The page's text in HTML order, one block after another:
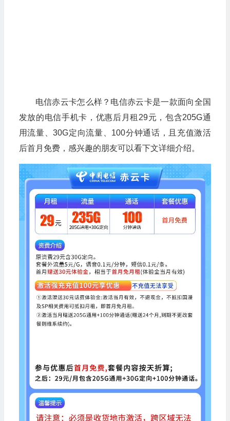
电信赤云卡怎么样？电信赤云卡是一款面向全国
发放的电信手机卡，优惠后月租29元，包含205G通
用流量、30G定向流量、100分钟通话，且充值激活
后首月免费，感兴趣的朋友可以看下文详细介绍。